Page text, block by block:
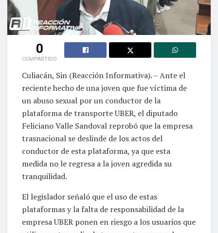
0
COMPARTIDO
Culiacán, Sin (Reacción Informativa). – Ante el
reciente hecho de una joven que fue víctima de
un abuso sexual por un conductor de la
plataforma de transporte UBER, el diputado
Feliciano Valle Sandoval reprobó que la empresa
trasnacional se deslinde de los actos del
conductor de esta plataforma, ya que esta
medida no le regresa a la joven agredida su
tranquilidad.
El legislador señaló que el uso de estas
plataformas y la falta de responsabilidad de la
empresa UBER ponen en riesgo a los usuarios que